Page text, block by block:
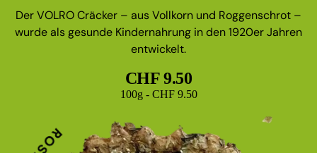
Der VOLRO Cräcker – aus Vollkorn und Roggenschrot –
wurde als gesunde Kindernahrung in den 1920er Jahren
entwickelt.
CHF 9.50
Grundpreis
100g - CHF 9.50